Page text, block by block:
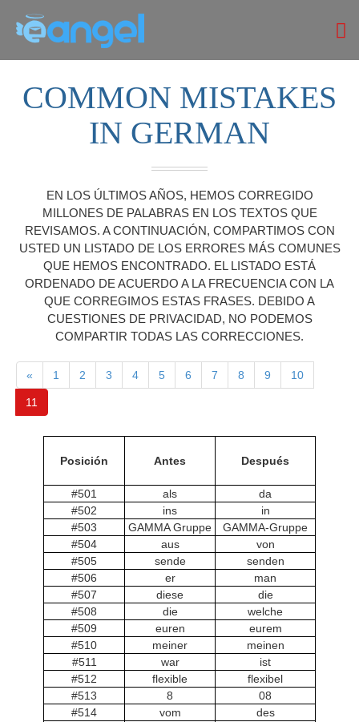
COMMON MISTAKES
IN GERMAN
EN LOS ÚLTIMOS AÑOS, HEMOS CORREGIDO
MILLONES DE PALABRAS EN LOS TEXTOS QUE
REVISAMOS. A CONTINUACIÓN, COMPARTIMOS CON
USTED UN LISTADO DE LOS ERRORES MÁS COMUNES
QUE HEMOS ENCONTRADO. EL LISTADO ESTÁ
ORDENADO DE ACUERDO A LA FRECUENCIA CON LA
QUE CORREGIMOS ESTAS FRASES. DEBIDO A
CUESTIONES DE PRIVACIDAD, NO PODEMOS
COMPARTIR TODAS LAS CORRECCIONES.
« 1 2 3 4 5 6 7 8 9 10
11
Posición Antes Después
#501 als
da
#502
ins
in
#503
GAMMA Gruppe
GAMMA-Gruppe
#504
aus
von
#505
sende
senden
#506
er
man
#507
diese
die
#508
die
welche
#509
euren
eurem
#510
meiner
meinen
#511
war
ist
#512
flexible
flexibel
#513
8
08
#514
vom
des